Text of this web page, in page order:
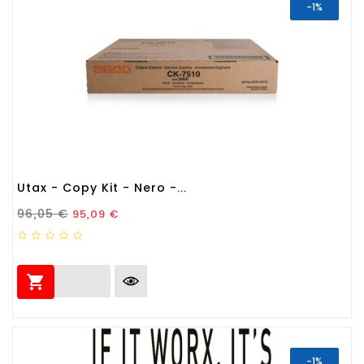
-1%
Utax - Copy Kit - Nero -...
Prezzo Standard
96,05 € Prezzo
95,09 €

-1%